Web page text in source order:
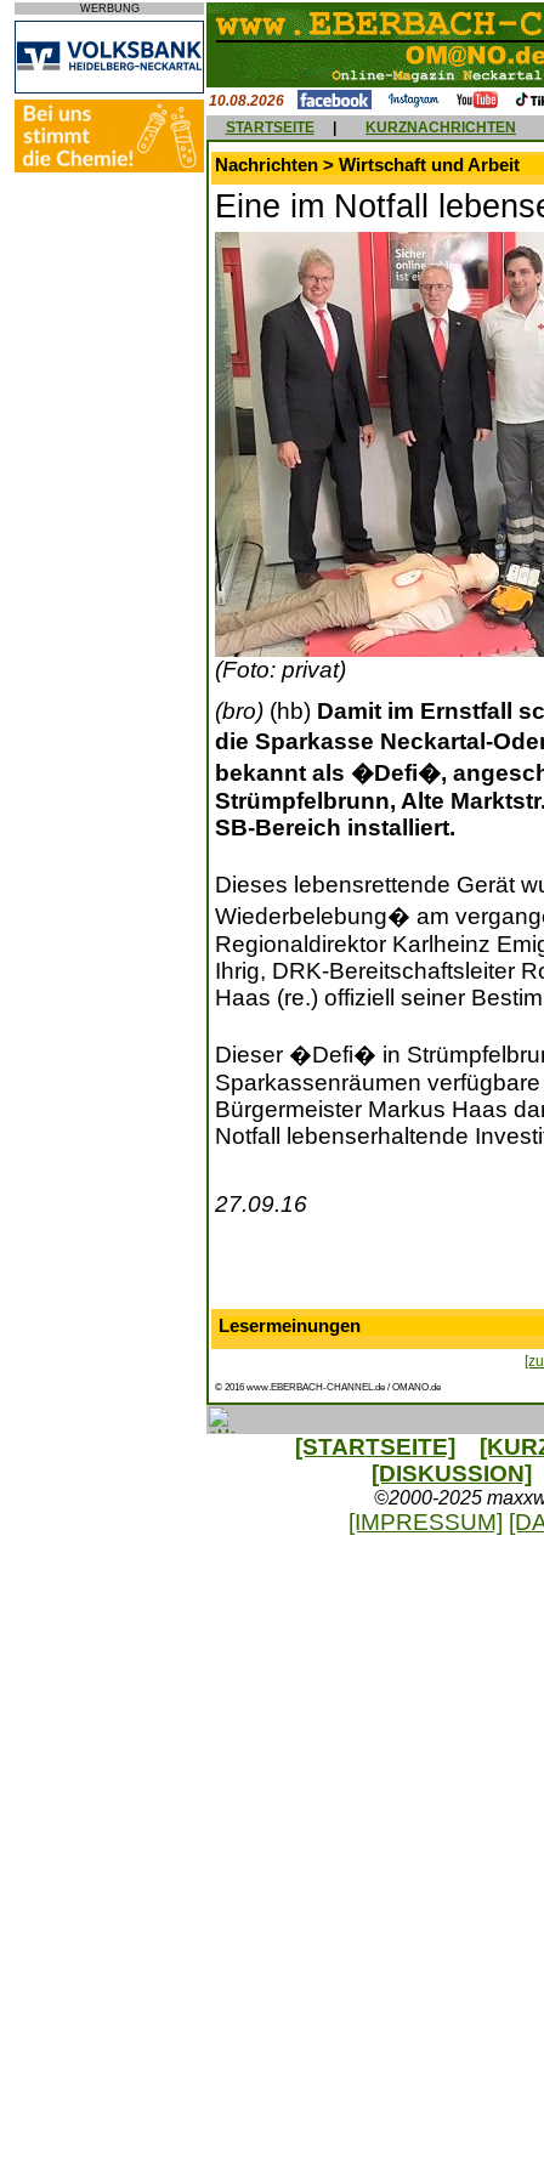
WERBUNG
10.08.2026
STARTSEITE
KURZNACHRICHTEN
Nachrichten > Wirtschaft und Arbeit
Eine im Notfall
(Foto: privat)
(bro) (hb) Damit im Ernstfall
die Sparkasse Neckartal-
bekannt als �Defi�,
Strümpfelbrunn, Alte
SB-Bereich installiert.
Dieses lebensrettende Gerät
Wiederbelebung� am
Regionaldirektor Karlheinz
Ihrig, DRK-Bereitschaftsleiter
Haas (re.) offiziell seiner
Dieser �Defi� in
Sparkassenräumen
Bürgermeister Markus Haas
Notfall lebenserhaltende
27.09.16
Lesermeinungen
© 2016 www.EBERBACH-CHANNEL.de / OMANO.de
[STARTSEITE]
[DISKUSSION]
©2000-2025
[IMPRESSUM]